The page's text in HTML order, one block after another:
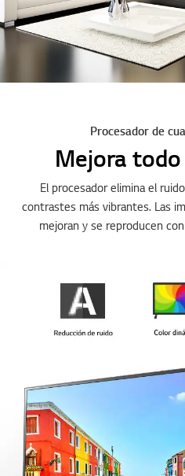
Procesador de
Mejora
El procesador elimina el
contrastes más vibrantes. Las
mejoran y se reproducen